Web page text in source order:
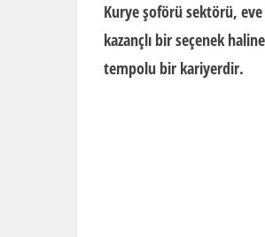
Kurye şoförü sektörü,
kazançlı bir seçenek
tempolu bir kariyerdir.